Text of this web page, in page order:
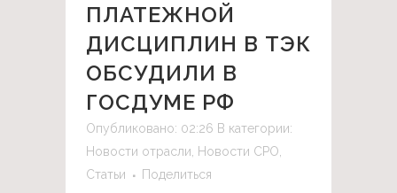
ПЛАТЕЖНОЙ
ДИСЦИПЛИН В ТЭК
ОБСУДИЛИ В
ГОСДУМЕ РФ
Опубликовано: 02:26 В категории:
Новости отрасли
Новости СРО
Статьи
Поделиться